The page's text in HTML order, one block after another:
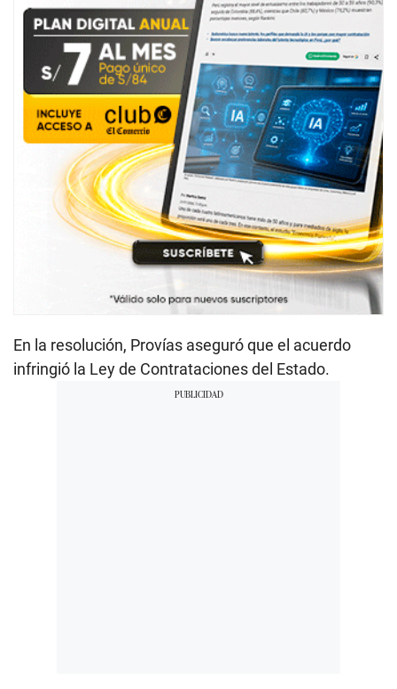
En la resolución, Provías aseguró que el acuerdo
infringió la Ley de Contrataciones del Estado.